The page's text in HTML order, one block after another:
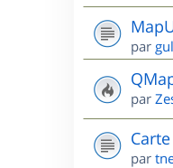
par
par
par